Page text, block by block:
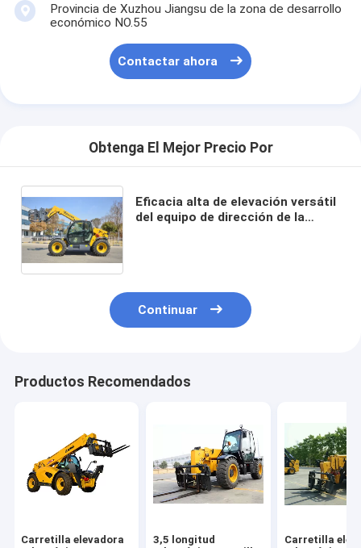
Provincia de Xuzhou Jiangsu de la zona de desarrollo
económico NO.55
Contactar ahora
Obtenga El Mejor Precio Por
Eficacia alta de elevación versátil
del equipo de dirección de la
Continuar
Productos Recomendados
Carretilla elevadora
3,5 longitud
Carretilla